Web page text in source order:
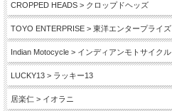
CROPPED HEADS > クロップドヘッズ
TOYO ENTERPRISE > 東洋エンタープライズ
Indian Motocycle > インディアンモトサイクル
LUCKY13 > ラッキー13
居楽仁 > イオラニ